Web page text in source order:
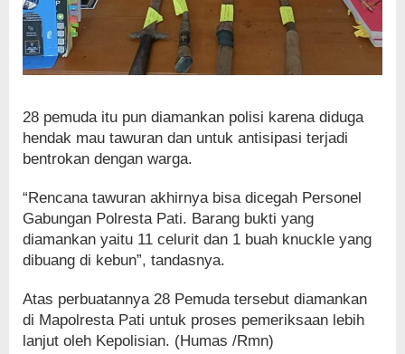
28 pemuda itu pun diamankan polisi karena diduga
hendak mau tawuran dan untuk antisipasi terjadi
bentrokan dengan warga.
“Rencana tawuran akhirnya bisa dicegah Personel
Gabungan Polresta Pati. Barang bukti yang
diamankan yaitu 11 celurit dan 1 buah knuckle yang
dibuang di kebun”, tandasnya.
Atas perbuatannya 28 Pemuda tersebut diamankan
di Mapolresta Pati untuk proses pemeriksaan lebih
lanjut oleh Kepolisian. (Humas /Rmn)